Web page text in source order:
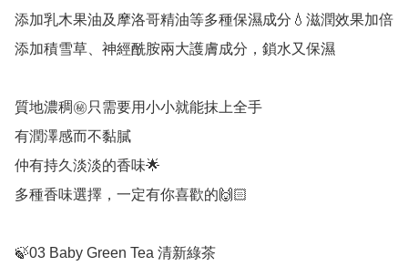
添加乳木果油及摩洛哥精油等多種保濕成分💧滋潤效果加倍
添加積雪草、神經酰胺兩大護膚成分，鎖水又保濕
質地濃稠㊙️只需要用小小就能抹上全手
有潤澤感而不黏膩
仲有持久淡淡的香味🌟
多種香味選擇，一定有你喜歡的🙌🏻
🍃03 Baby Green Tea 清新綠茶